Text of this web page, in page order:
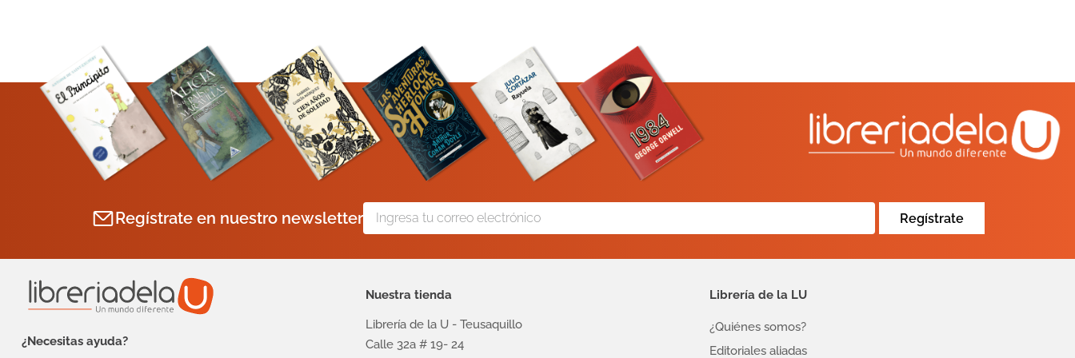
Regístrate en nuestro newsletter Regístrate
¿Necesitas ayuda?
Nuestra tienda
Librería de la U - Teusaquillo
Calle 32a # 19- 24
Librería de la LU
¿Quiénes somos?
Editoriales aliadas